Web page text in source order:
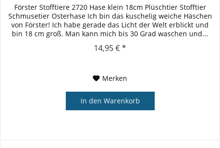
Förster Stofftiere 2720 Hase klein 18cm Plüschtier Stofftier
Schmusetier Osterhase Ich bin das kuschelig weiche Häschen
von Förster! Ich habe gerade das Licht der Welt erblickt und
bin 18 cm groß. Man kann mich bis 30 Grad waschen und...
14,95 € *
Merken
In den Warenkorb